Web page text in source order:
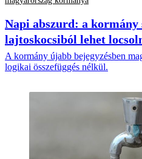
Napi abszurd: a kormány
lajtoskocsiból lehet
A kormány újabb bejegyzésben
logikai összefüggés nélkül.